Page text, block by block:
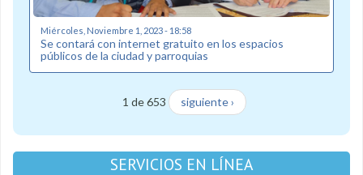
Miércoles, Noviembre 1, 2023 - 18:58
Se contará con internet gratuito en los espacios
públicos de la ciudad y parroquias
1 de 653 siguiente ›
SERVICIOS EN LÍNEA